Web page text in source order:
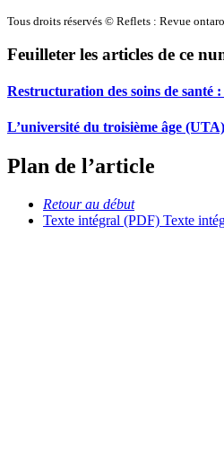
Tous droits réservés © Reflets : Revue
Feuilleter les articles de ce
Restructuration des soins de santé
L’université du troisième âge (UTA)
Plan de l’article
Retour au début
Texte intégral (PDF) Texte